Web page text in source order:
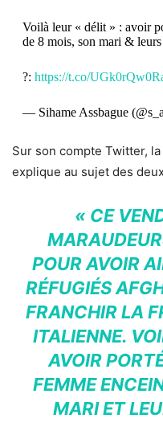
Voilà leur « délit » : avoir
de 8 mois, son mari &
?: https://t.co/
— Sihame Assbague
Sur son compte Twitter,
explique au sujet des
« CE
POUR AVOIR
RÉFUGIÉS
FRANCHIR LA
ITALIENNE.
AVOIR
FEMME
MARI ET